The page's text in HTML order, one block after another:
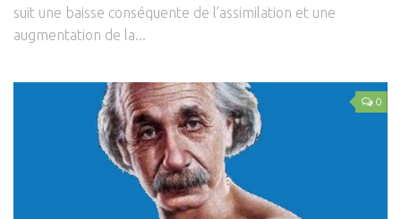
Se connecter
Contact
suit une baisse conséquente de l’assimilation et une
augmentation de la...
0